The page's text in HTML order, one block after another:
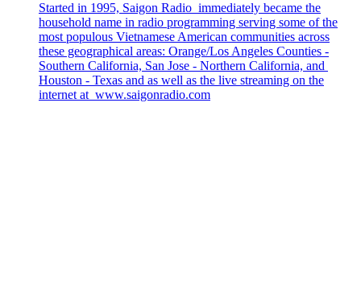
Started in 1995, Saigon Radio immediately became the
household name in radio programming serving some of the
most populous Vietnamese American communities across
these geographical areas: Orange/Los Angeles Counties -
Southern California, San Jose - Northern California, and
Houston - Texas and as well as the live streaming on the
internet at www.saigonradio.com